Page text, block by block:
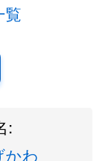
覧
:
かわ